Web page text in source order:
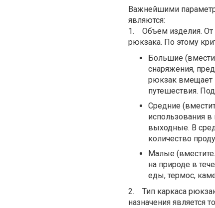
Важнейшими
являются:
1. Объем изделия. От
рюкзака. По этому
Большие
снаряжения,
рюкзак вмещает
путешествия.
Средние
использования
выходные. В
количество
Малые
на природе в
еды, термос,
2. Тип каркаса
назначения является